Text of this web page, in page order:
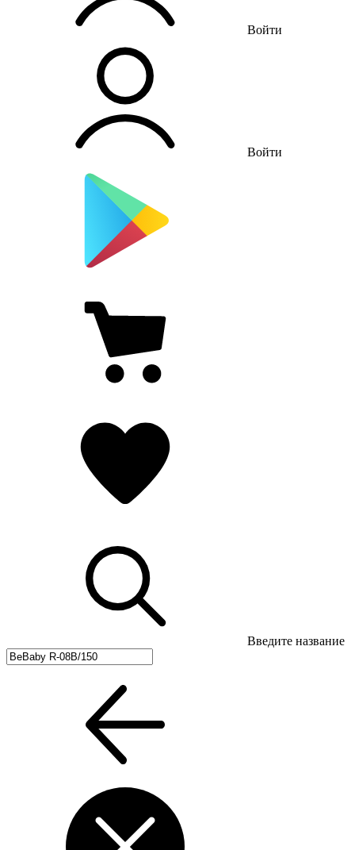
Войти
Войти
Введите название